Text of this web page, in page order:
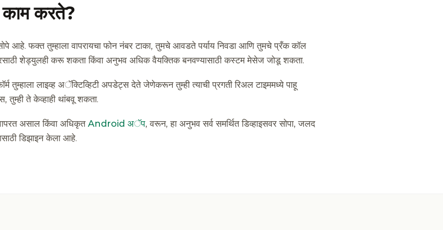
करते?
आहे. फक्त तुम्हाला वापरायचा फोन नंबर टाका, तुमचे आवडते पर्याय निवडा आणि तुमचे प्रँक कॉल
शेड्युलही करू शकता किंवा अनुभव अधिक वैयक्तिक बनवण्यासाठी कस्टम मेसेज जोडू शकता.
तुम्हाला लाइव्ह अॅक्टिव्हिटी अपडेट्स देते जेणेकरून तुम्ही त्याची प्रगती रिअल टाइममध्ये पाहू
ते केव्हाही थांबवू शकता.
असाल किंवा अधिकृतAndroid अॅप, वरून, हा अनुभव सर्व समर्थित डिव्हाइसवर सोपा, जलद
डिझाइन केला आहे.